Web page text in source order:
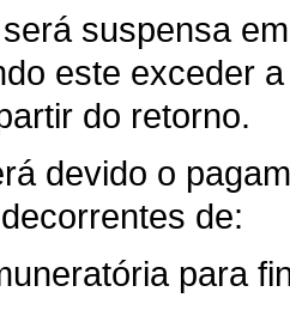
suspensa
este exceder
do retorno.
devido o
de:
para